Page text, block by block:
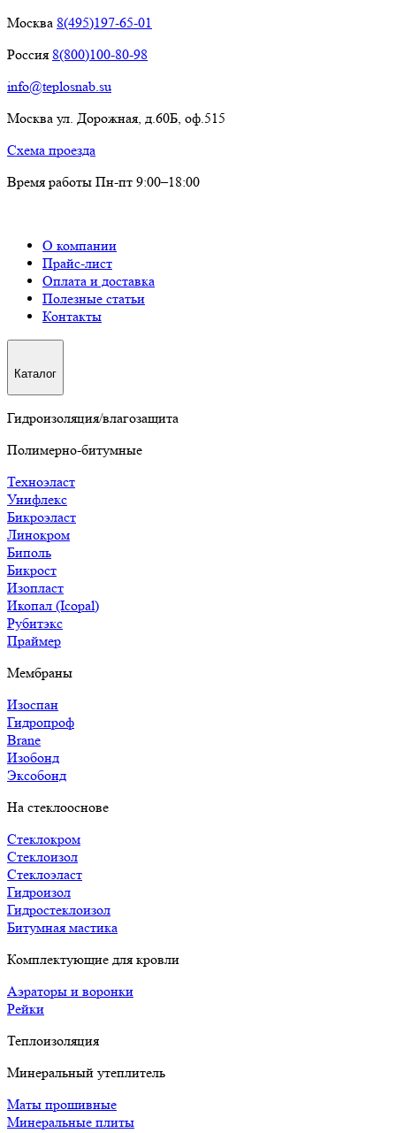
Москва 8(495)197-65-01
Россия 8(800)100-80-98
info@teplosnab.su
Москва ул. Дорожная, д.60Б, оф.515
Схема проезда
Время работы Пн-пт 9:00–18:00
О компании
Прайс-лист
Оплата и доставка
Полезные статьи
Контакты
Каталог
Гидроизоляция/влагозащита
Полимерно-битумные
Техноэласт
Унифлекс
Бикроэласт
Линокром
Биполь
Бикрост
Изопласт
Икопал (Icopal)
Рубитэкс
Праймер
Мембраны
Изоспан
Гидропроф
Brane
Изобонд
Эксобонд
На стеклооснове
Стеклокром
Стеклоизол
Стеклоэласт
Гидроизол
Гидростеклоизол
Битумная мастика
Комплектующие для кровли
Аэраторы и воронки
Рейки
Теплоизоляция
Минеральный утеплитель
Маты прошивные
Минеральные плиты